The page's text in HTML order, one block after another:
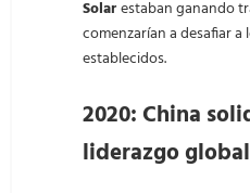
Solarestaban ganando
comenzarían a desafiar a
establecidos.
2020: China
liderazgo global